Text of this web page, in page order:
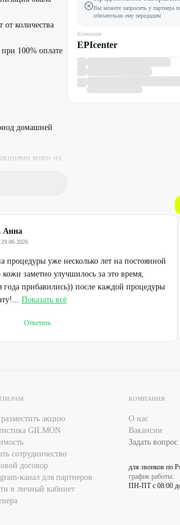
от количества
100% оплате
домашней
кожи на
косметолог
Вы можете запросить у партнера
обязательно ему передадим
Компания
EPIcenter
Анна
·29.06.2026
уже несколько лет на постоянной
кожи заметно улучшилось за это время,
года прибавились)) после каждой процедуры
Показать всё
Ответить
акцию
GILMON
сотрудничество
договор
канал для партнеров
в личный кабинет
КОМПАНИЯ
О нас
Вакансии
Задать вопрос
для звонков по
график работы:
ПН-ПТ с 08:00